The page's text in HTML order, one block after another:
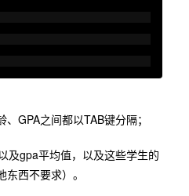
GPA之间都以TAB键分隔；
及gpa平均值，以及这些学生的
西不要求）。